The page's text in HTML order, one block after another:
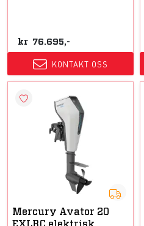
kr 76.695,-
KONTAKT OSS
Mercury Avator 20